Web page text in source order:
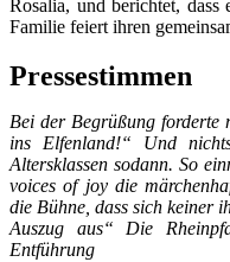
Rosalia, und berichtet,
Familie feiert ihren
Pressestimmen
Bei der Begrüßung forderte
ins Elfenland!“ Und
Altersklassen sodann. So
voices of joy die
die Bühne, dass sich keiner
Auszug aus“ Die
Entführung